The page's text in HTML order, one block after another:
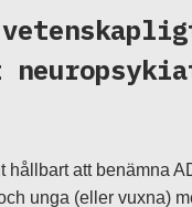
hållbart att benämna
unga (eller vuxna)